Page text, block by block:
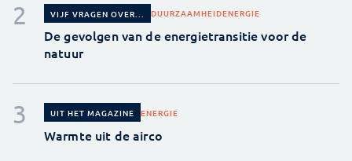
VIJF VRAGEN OVER... DUURZAAMHEIDENERGIE
De gevolgen van de energietransitie voor de
natuur
UIT HET MAGAZINE ENERGIE
Warmte uit de airco